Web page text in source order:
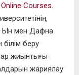
Courses.
Ын мен Дафна
беру
жиынтығы
жариялау